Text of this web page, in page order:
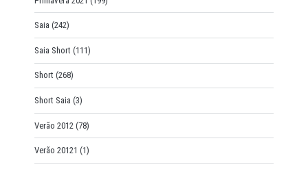
Saia (242)
Saia Short (111)
Short (268)
Short Saia (3)
Verão 2012 (78)
Verão 20121 (1)